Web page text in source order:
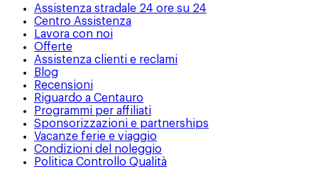
Assistenza stradale 24 ore su 24
Centro Assistenza
Lavora con noi
Offerte
Assistenza clienti e reclami
Blog
Recensioni
Riguardo a Centauro
Programmi per affiliati
Sponsorizzazioni e partnerships
Vacanze ferie e viaggio
Condizioni del noleggio
Politica Controllo Qualità